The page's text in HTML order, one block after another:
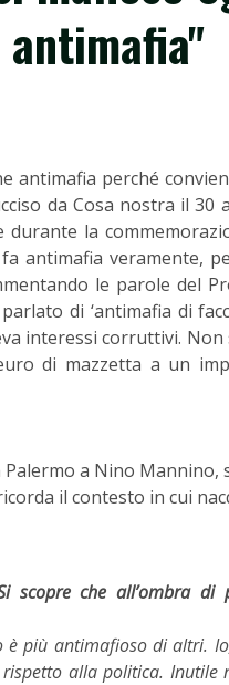
antimafia perché
da Cosa nostra il 30
durante la
antimafia veramente,
le parole del
di ‘antimafia di
interessi corruttivi. Non
di mazzetta a un
a Nino Mannino,
il contesto in cui
scopre che all’ombra
è più antimafioso di altri.
alla politica. Inutile